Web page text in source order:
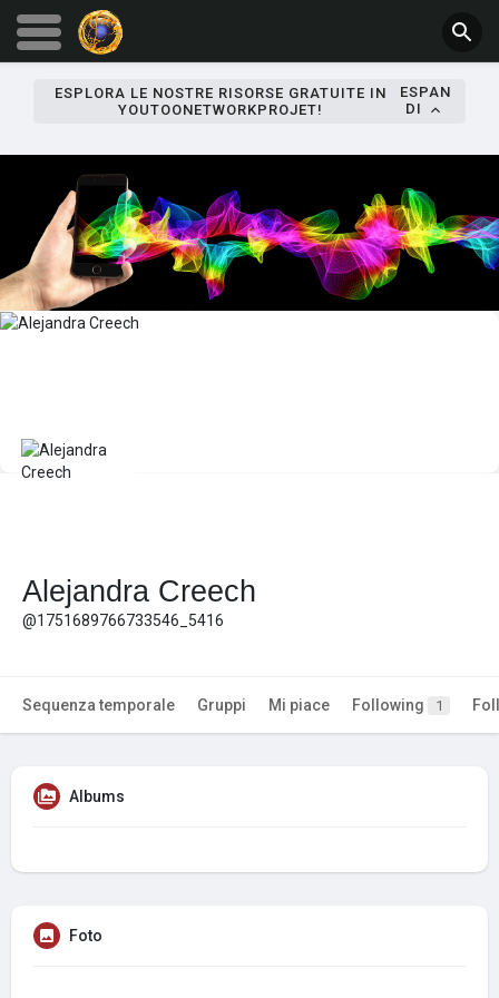
ESPLORA LE NOSTRE RISORSE GRATUITE IN
YOUTOONETWORKPROJET!
ESPAN
DI
Alejandra Creech
@1751689766733546_5416
Sequenza temporale Gruppi Mi piace Following 1
Albums
Foto